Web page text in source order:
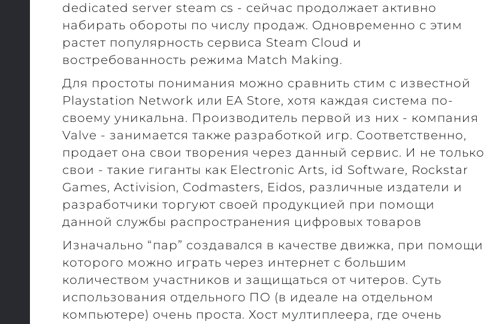
dedicated server steam cs - сейчас продолжает активно
набирать обороты по числу продаж. Одновременно с этим
растет популярность сервиса Steam Cloud и
востребованность режима Match Making.
Для простоты понимания можно сравнить стим с известной
Playstation Network или EA Store, хотя каждая система по-
своему уникальна. Производитель первой из них - компания
Valve - занимается также разработкой игр. Соответственно,
продает она свои творения через данный сервис. И не только
свои - такие гиганты как Electronic Arts, id Software, Rockstar
Games, Activision, Codmasters, Eidos, различные издатели и
разработчики торгуют своей продукцией при помощи
данной службы распространения цифровых товаров
Изначально “пар” создавался в качестве движка, при помощи
которого можно играть через интернет с большим
количеством участников и защищаться от читеров. Суть
использования отдельного ПО (в идеале на отдельном
компьютере) очень проста. Хост мултиплеера, где очень